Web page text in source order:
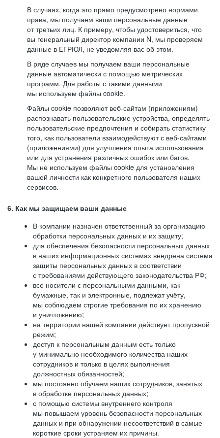
В случаях, когда это прямо предусмотрено нормами
права, мы получаем ваши персональные данные
от третьих лиц. К примеру, чтобы удостовериться, что
вы генеральный директор компании N, мы проверяем
данные в ЕГРЮЛ, не уведомляя вас об этом.
В ряде случаев мы получаем ваши персональные
данные автоматически с помощью метрических
программ. Для работы с такими данными
мы используем файлы cookie.
Файлы cookie позволяют веб-сайтам (приложениям)
распознавать пользовательские устройства, определять
пользовательские предпочтения и собирать статистику
того, как пользователи взаимодействуют с веб-сайтами
(приложениями) для улучшения опыта использования
или для устранения различных ошибок или багов.
Мы не используем файлы cookie для установления
вашей личности как конкретного пользователя наших
сервисов.
6. Как мы защищаем ваши данные
В компании назначен ответственный за организацию
обработки персональных данных и их защиту;
для обеспечения безопасности персональных данных
в наших информационных системах внедрена система
защиты персональных данных в соответствии
с требованиями действующего законодательства РФ;
все носители с персональными данными, как
бумажные, так и электронные, подлежат учёту,
мы соблюдаем строгие требования по их хранению
и уничтожению;
на территории нашей компании действует пропускной
режим;
доступ к персональным данным есть только
у минимально необходимого количества наших
сотрудников и только в целях выполнения
должностных обязанностей;
мы постоянно обучаем наших сотрудников, занятых
в обработке персональных данных;
с помощью системы внутреннего контроля
мы повышаем уровень безопасности персональных
данных и при обнаружении несоответствий в самые
короткие сроки устраняем их причины.